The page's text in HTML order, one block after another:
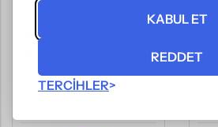
KABUL ET
REDDET
TERCIHLER
Gösterişli Mevsim
3850 TL